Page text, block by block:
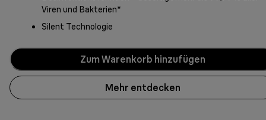
Viren und Bakterien*
Silent Technologie
Zum Warenkorb hinzufügen
Mehr entdecken